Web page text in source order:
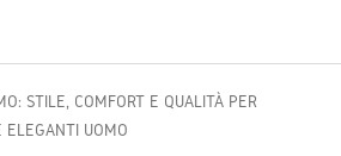
STILE, COMFORT E QUALITÀ PER
ELEGANTI UOMO